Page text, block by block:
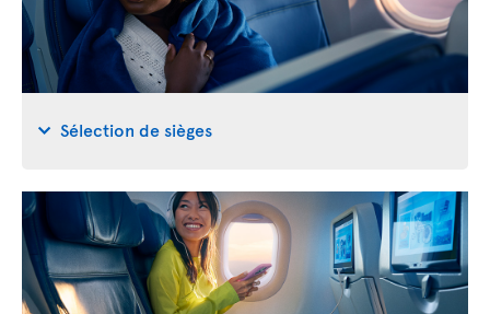
Sélection de sièges